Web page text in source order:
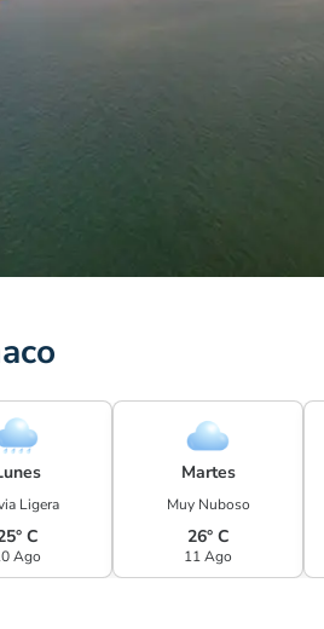
Ligera
C
Ago
Martes
Muy Nuboso
26° C
11 Ago